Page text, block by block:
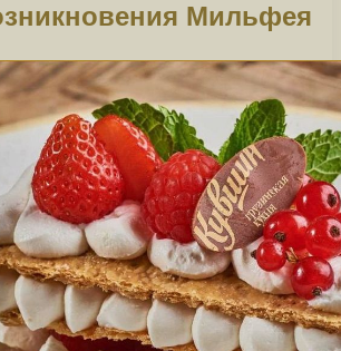
Мильфея